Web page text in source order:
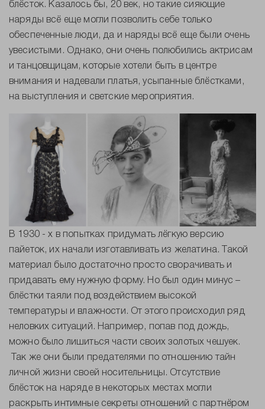
блёсток. Казалось бы, 20 век, но такие сияющие
наряды всё еще могли позволить себе только
обеспеченные люди, да и наряды всё еще были очень
увесистыми. Однако, они очень полюбились актрисам
и танцовщицам, которые хотели быть в центре
внимания и надевали платья, усыпанные блёстками,
на выступления и светские мероприятия.
В 1930 - х в попытках придумать лёгкую версию
пайеток, их начали изготавливать из желатина. Такой
материал было достаточно просто сворачивать и
придавать ему нужную форму. Но был один минус –
блёстки таяли под воздействием высокой
температуры и влажности. От этого происходил ряд
неловких ситуаций. Например, попав под дождь,
можно было лишиться части своих золотых чешуек.
Так же они были предателями по отношению тайн
личной жизни своей носительницы. Отсутствие
блёсток на наряде в некоторых местах могли
раскрыть интимные секреты отношений с партнёром